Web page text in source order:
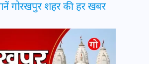
गोरखपुर शहर की हर खबर